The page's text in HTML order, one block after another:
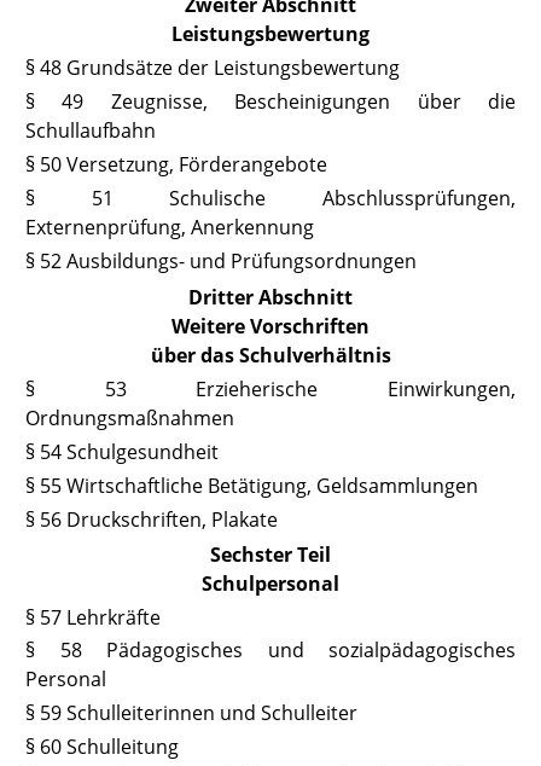
Leistungsbewertung
§ 48 Grundsätze der Leistungsbewertung
§ 49 Zeugnisse, Bescheinigungen über die
Schullaufbahn
§ 50 Versetzung, Förderangebote
§ 51 Schulische Abschlussprüfungen,
Externenprüfung, Anerkennung
§ 52 Ausbildungs- und Prüfungsordnungen
Dritter Abschnitt
Weitere Vorschriften
über das Schulverhältnis
§ 53 Erzieherische Einwirkungen,
Ordnungsmaßnahmen
§ 54 Schulgesundheit
§ 55 Wirtschaftliche Betätigung, Geldsammlungen
§ 56 Druckschriften, Plakate
Sechster Teil
Schulpersonal
§ 57 Lehrkräfte
§ 58 Pädagogisches und sozialpädagogisches
Personal
§ 59 Schulleiterinnen und Schulleiter
§ 60 Schulleitung